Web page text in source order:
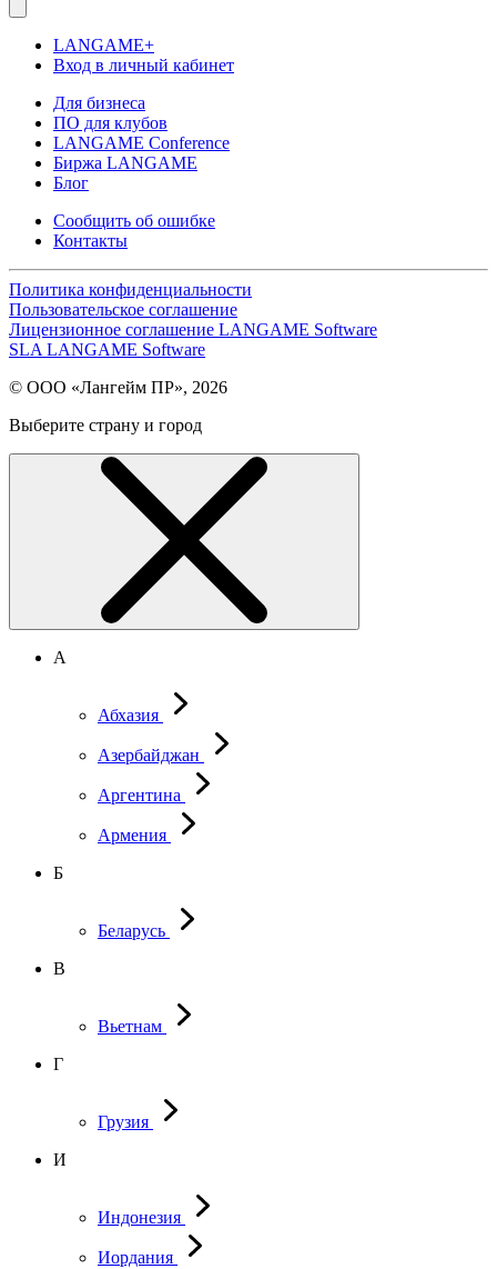
LANGAME+
Вход в личный кабинет
Для бизнеса
ПО для клубов
LANGAME Conference
Биржа LANGAME
Блог
Сообщить об ошибке
Контакты
Политика конфиденциальности
Пользовательское соглашение
Лицензионное соглашение LANGAME Software
SLA LANGAME Software
© ООО «Лангейм ПР», 2026
Выберите страну и город
А
Абхазия
Азербайджан
Аргентина
Армения
Б
Беларусь
В
Вьетнам
Г
Грузия
И
Индонезия
Иордания